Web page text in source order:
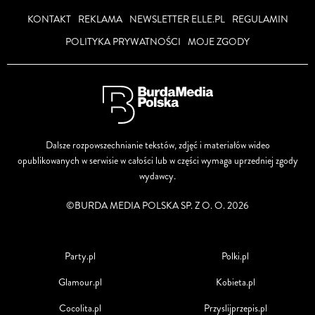
KONTAKT REKLAMA NEWSLETTER ELLE.PL
REGULAMIN
POLITYKA PRYWATNOŚCI MOJE ZGODY
Dalsze rozpowszechnianie tekstów, zdjęć i materiałów wideo
opublikowanych w serwisie w całości lub w części wymaga uprzedniej zgody
wydawcy.
©BURDA MEDIA POLSKA SP. Z O. O. 2026
Party.pl
Glamour.pl
Cocolita.pl
Polki.pl
Kobieta.pl
Przyslijprzepis.pl